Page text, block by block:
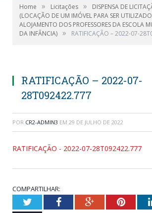
Home » Licitações »
DISPENSA DE
(LOCAÇÃO DE UM IMÓVEL PARA SER
ALOJAMENTO DOS PROFESSORES DA ESCOLA
DA INFÂNCIA) » RATIFICAÇÃO – 2022-07-
RATIFICAÇÃO – 2022-07-
28T092422.777
POR CR2-ADMIN3 EM 29 DE JULHO DE 2022
RATIFICAÇÃO - 2022-07-28T092422.777
COMPARTILHAR:
TwitterFacebookGoogle+